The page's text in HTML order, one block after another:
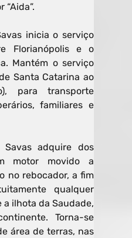
inicia o serviço
Florianópolis e o
Mantém o serviço
Santa Catarina ao
para transporte
familiares e
Savas adquire dos
motor movido a
no rebocador, a fim
qualquer
ilhota da Saudade,
Torna-se
área de terras, nas